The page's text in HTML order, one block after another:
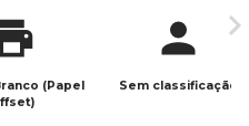
(Papel
Sem classificação